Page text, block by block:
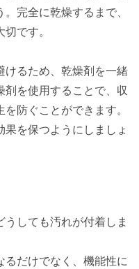
完全に乾燥するまで、
です。
けるため、乾燥剤を一緒
剤を使用することで、収
防ぐことができます。
を保つようにしましょ
うしても汚れが付着しま
るだけでなく、機能性に